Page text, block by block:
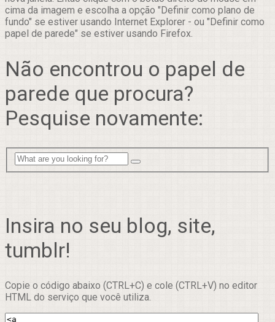
cima da imagem e escolha a opção "Definir como plano de
fundo" se estiver usando Internet Explorer - ou "Definir como
papel de parede" se estiver usando Firefox.
Não encontrou o papel de
parede que procura?
Pesquise novamente:
Insira no seu blog, site,
tumblr!
Copie o código abaixo (CTRL+C) e cole (CTRL+V) no editor
HTML do serviço que você utiliza.